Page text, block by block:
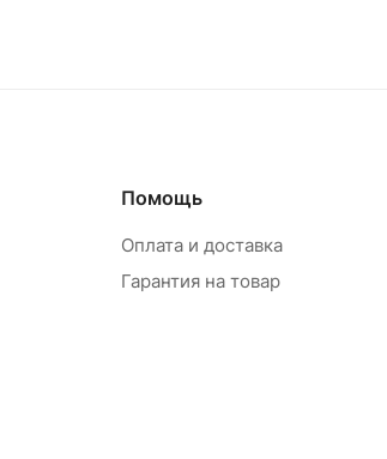
Помощь
Оплата и доставка
Гарантия на товар